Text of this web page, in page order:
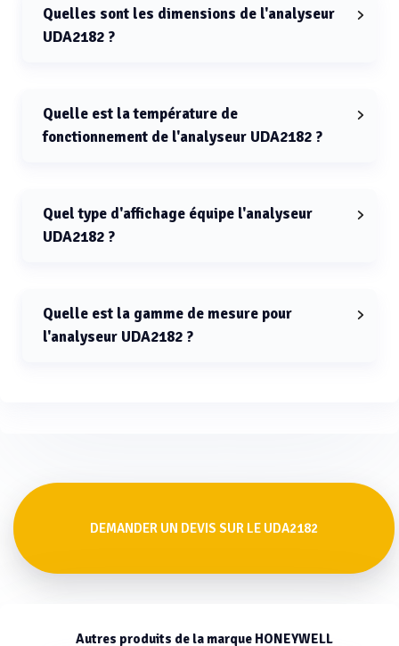
Quelles sont les dimensions de l'analyseur
UDA2182 ?
Quelle est la température de
fonctionnement de l'analyseur UDA2182 ?
Quel type d'affichage équipe l'analyseur
UDA2182 ?
Quelle est la gamme de mesure pour
l'analyseur UDA2182 ?
DEMANDER UN DEVIS SUR LE UDA2182
Autres produits de la marque HONEYWELL